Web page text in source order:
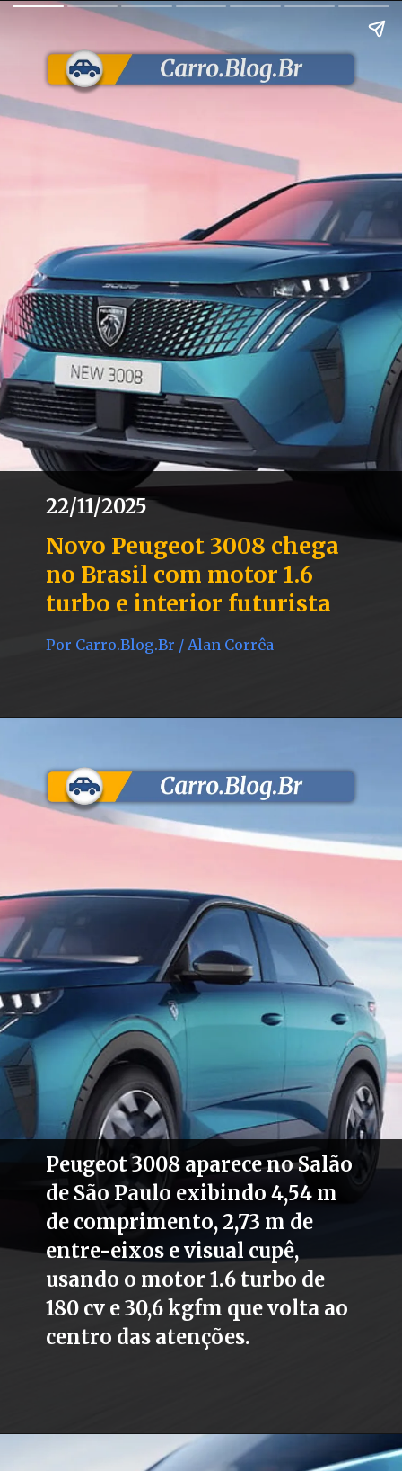
Novo Peugeot 3008 chega
no Brasil com motor 1.6
turbo e interior futurista
Por Carro.Blog.Br / Alan Corrêa
22/11/2025
Peugeot 3008 aparece no Salão
de São Paulo exibindo 4,54 m
de comprimento, 2,73 m de
entre-eixos e visual cupê,
usando o motor 1.6 turbo de
180 cv e 30,6 kgfm que volta ao
centro das atenções.